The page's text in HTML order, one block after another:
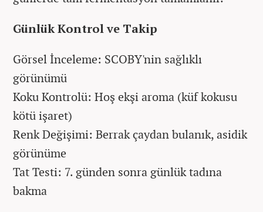
Günlük Kontrol ve Takip
Görsel İnceleme: SCOBY'nin sağlıklı
görünümü
Koku Kontrolü: Hoş ekşi aroma (küf kokusu
kötü işaret)
Renk Değişimi: Berrak çaydan bulanık, asidik
görünüme
Tat Testi: 7. günden sonra günlük tadına
bakma